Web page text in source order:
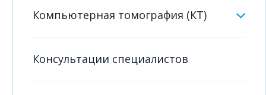
Компьютерная томография (КТ)
Консультации специалистов